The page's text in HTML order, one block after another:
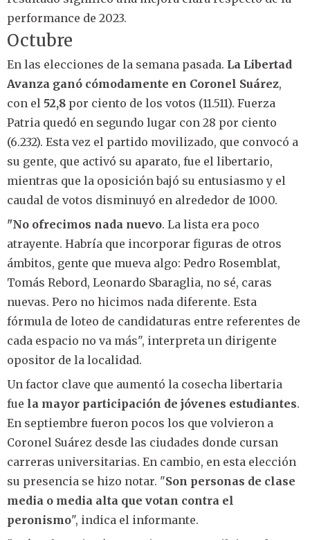
performance de 2023.
Octubre
En las elecciones de la semana pasada. La Libertad
Avanza ganó cómodamente en Coronel Suárez,
con el 52,8 por ciento de los votos (11.511). Fuerza
Patria quedó en segundo lugar con 28 por ciento
(6.232). Esta vez el partido movilizado, que convocó a
su gente, que activó su aparato, fue el libertario,
mientras que la oposición bajó su entusiasmo y el
caudal de votos disminuyó en alrededor de 1000.
"No ofrecimos nada nuevo. La lista era poco
atrayente. Habría que incorporar figuras de otros
ámbitos, gente que mueva algo: Pedro Rosemblat,
Tomás Rebord, Leonardo Sbaraglia, no sé, caras
nuevas. Pero no hicimos nada diferente. Esta
fórmula de loteo de candidaturas entre referentes de
cada espacio no va más", interpreta un dirigente
opositor de la localidad.
Un factor clave que aumentó la cosecha libertaria
fue la mayor participación de jóvenes estudiantes.
En septiembre fueron pocos los que volvieron a
Coronel Suárez desde las ciudades donde cursan
carreras universitarias. En cambio, en esta elección
su presencia se hizo notar. "Son personas de clase
media o media alta que votan contra el
peronismo", indica el informante.